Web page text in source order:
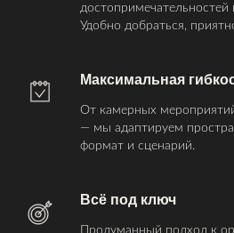
достопримечательностей
Удобно добраться,
Максимальная
От камерных
— мы адаптируем
формат и сценарий.
Всё под ключ
Продуманный подход к